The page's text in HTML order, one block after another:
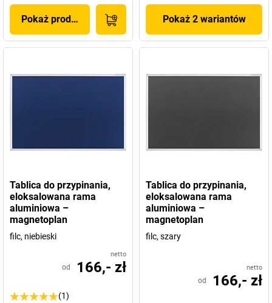
Pokaż produkt Pokaż 2 wariantów
Tablica do przypinania,
eloksalowana rama
aluminiowa –
magnetoplan
filc, niebieski
netto
od 166,- zł
(1)
Tablica do przypinania,
eloksalowana rama
aluminiowa –
magnetoplan
filc, szary
netto
od 166,- zł